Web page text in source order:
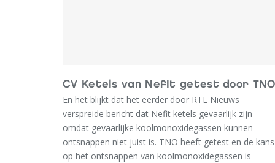
CV Ketels van Nefit getest door TNO
En het blijkt dat het eerder door RTL Nieuws
verspreide bericht dat Nefit ketels gevaarlijk zijn
omdat gevaarlijke koolmonoxidegassen kunnen
ontsnappen niet juist is. TNO heeft getest en de kans
op het ontsnappen van koolmonoxidegassen is